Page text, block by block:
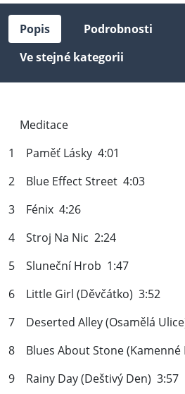
Popis
Podrobnosti
Ve stejné kategorii
Meditace
1 Paměť Lásky 4:01
2 Blue Effect Street 4:03
3 Fénix 4:26
4 Stroj Na Nic 2:24
5 Sluneční Hrob 1:47
6 Little Girl (Děvčátko) 3:52
7 Deserted Alley (Osamělá
8 Blues About Stone (Kamenné
9 Rainy Day (Deštivý Den) 3:57